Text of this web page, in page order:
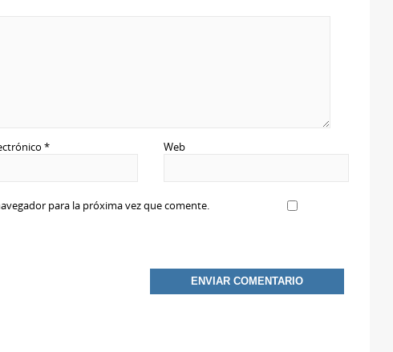
* Web
para la próxima vez que comente.